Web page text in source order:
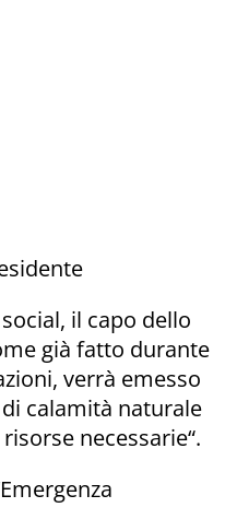
il capo dello
già fatto durante
verrà emesso
calamità naturale
necessarie“.